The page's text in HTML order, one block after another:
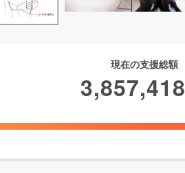
現在の支援総額
3,857,418